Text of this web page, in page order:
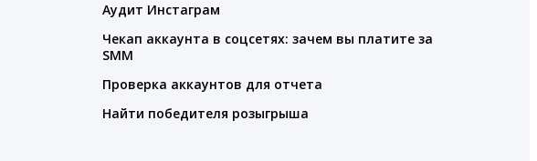
Аудит Инстаграм
Чекап аккаунта в соцсетях: зачем вы платите за
SMM
Проверка аккаунтов для отчета
Найти победителя розыгрыша